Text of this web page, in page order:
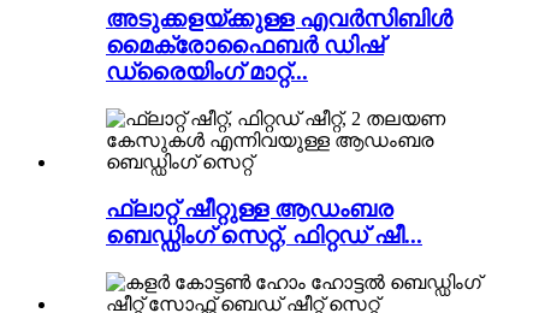
അടുക്കളയ്ക്കുള്ള എവർസിബിൾ
മൈക്രോഫൈബർ ഡിഷ്
ഡ്രൈയിംഗ് മാറ്റ്...
ഫ്ലാറ്റ് ഷീറ്റുള്ള ആഡംബര
ബെഡ്ഡിംഗ് സെറ്റ്, ഫിറ്റഡ് ഷീ...